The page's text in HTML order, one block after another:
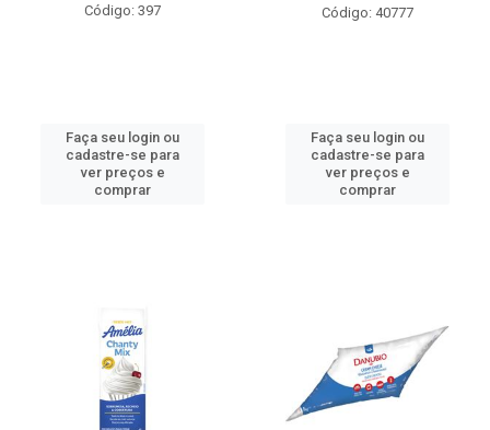
Código: 397
Faça seu login ou
cadastre-se para
ver preços e
comprar
Código: 40777
Faça seu login ou
cadastre-se para
ver preços e
comprar